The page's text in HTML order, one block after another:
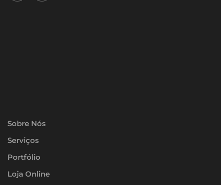
Sobre Nós
Serviços
Portfólio
Loja Online